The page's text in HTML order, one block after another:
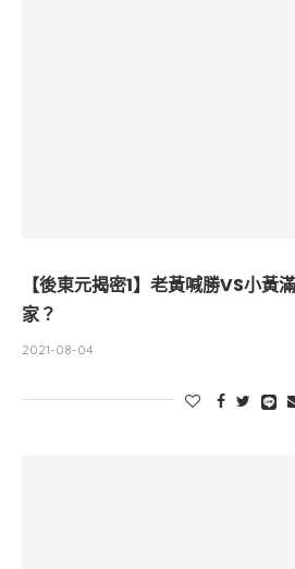
【後東元揭密1】老黃喊勝VS小黃
家？
2021-08-04